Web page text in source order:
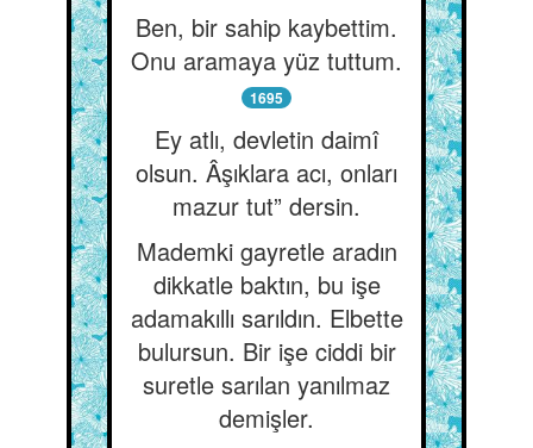
Ben, bir sahip kaybettim.
Onu aramaya yüz tuttum.
1695
Ey atlı, devletin daimî
olsun. Âşıklara acı, onları
mazur tut” dersin.
Mademki gayretle aradın
dikkatle baktın, bu işe
adamakıllı sarıldın. Elbette
bulursun. Bir işe ciddi bir
suretle sarılan yanılmaz
demişler.